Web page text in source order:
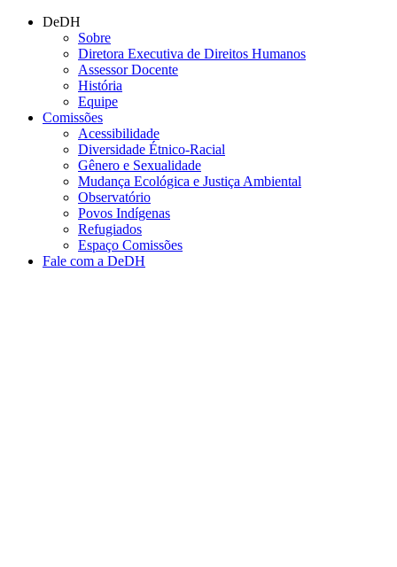
Conteúdo principal
DeDH
Sobre
Diretora Executiva de Direitos Humanos
Assessor Docente
História
Equipe
Comissões
Acessibilidade
Diversidade Étnico-Racial
Gênero e Sexualidade
Mudança Ecológica e Justiça Ambiental
Observatório
Povos Indígenas
Refugiados
Espaço Comissões
Fale com a DeDH